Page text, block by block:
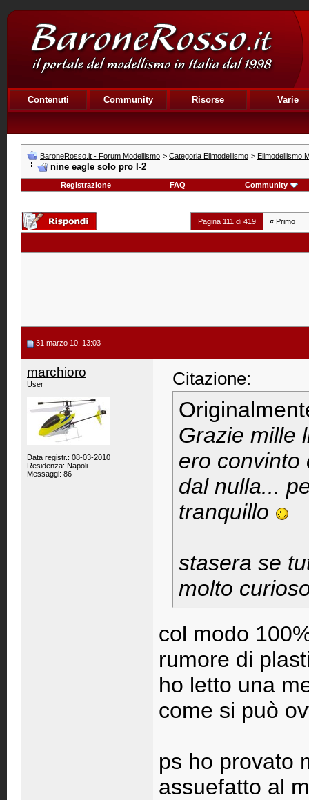
Contenuti Community Risorse Varie
BaroneRosso.it - Forum Modellismo > Categoria Elimodellismo > Elimodellismo
nine eagle solo pro I-2
Registrazione FAQ Community
Pagina 111 di 419 « Primo
31 marzo 10, 13:03
marchioro
User
Data registr.: 08-03-2010
Residenza: Napoli
Messaggi: 86
Citazione:
Grazie mille
ero convinto
dal nulla...
tranquillo
stasera se
molto
col modo
rumore di
ho letto una
come si può
ps ho provato
assuefatto al